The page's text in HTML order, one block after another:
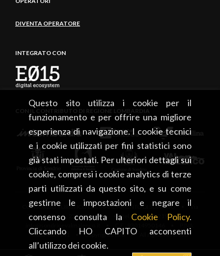
Questo sito utilizza i cookie per il
funzionamento e per offrire una migliore
esperienza di navigazione. I cookie tecnici
e i cookie utilizzati per fini statistici sono
già stati impostati. Per ulteriori dettagli sui
cookie, compresi i cookie analytics di terze
parti utilizzati da questo sito, e su come
gestirne le impostazioni e negare il
consenso consulta la Cookie Policy.
Cliccando HO CAPITO acconsenti
all’utilizzo dei cookie.
DIVENTA OPERATORE
INTEGRATO CON
CON IL CONTRIBUTO DI REGIONE LOMBARDIA
CONSORZIO TURISTICO DEL MANDAMENTO DI SONDRIO • Via
Tonale, 13 • 23100 Sondrio • tel. +39 0342 219246 •
00834020141 • Copyright 2026 • All rights reserved